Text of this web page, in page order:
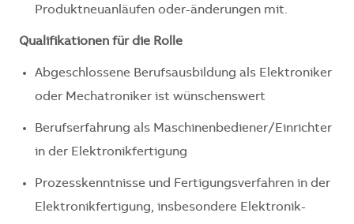
Produktneuanläufen oder-änderungen mit.
Qualifikationen für die Rolle
Abgeschlossene Berufsausbildung als Elektroniker
oder Mechatroniker ist wünschenswert
Berufserfahrung als Maschinenbediener/Einrichter
in der Elektronikfertigung
Prozesskenntnisse und Fertigungsverfahren in der
Elektronikfertigung, insbesondere Elektronik-